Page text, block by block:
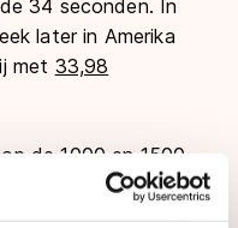
34 seconden. In
later in Amerika
met 33,98
de 1000 en 1500
Richardson-Bergsma
verwikkeld. De